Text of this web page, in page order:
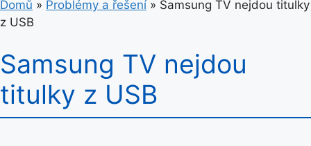
Domů » Problémy a řešení » Samsung TV nejdou titulky
z USB
Samsung TV nejdou
titulky z USB